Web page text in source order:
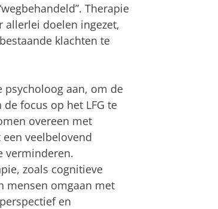
Therapie
allerlei doelen ingezet,
klachten te
aan, om de
focus op het LFG te
overeen met
veelbelovend
verminderen.
zoals cognitieve
mensen omgaan met
en